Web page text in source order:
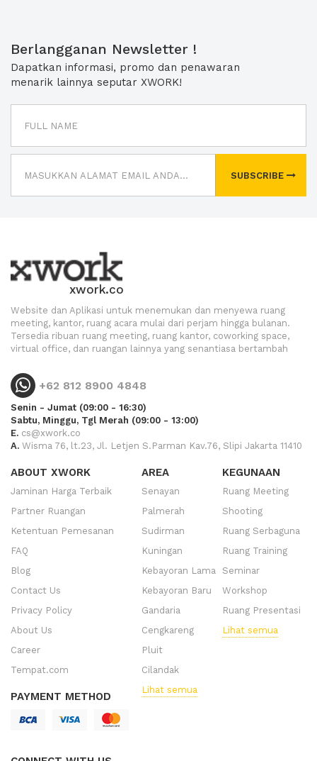
Berlangganan Newsletter !
Dapatkan informasi, promo dan penawaran
menarik lainnya seputar XWORK!
SUBSCRIBE
xwork.co
Website dan Aplikasi untuk menemukan dan menyewa ruang
meeting, kantor, ruang acara mulai dari perjam hingga bulanan.
Tersedia ribuan ruang meeting, ruang kantor, coworking space,
virtual office, dan ruangan lainnya yang senantiasa bertambah
+62 812 8900 4848
Senin - Jumat (09:00 - 16:30)
Sabtu, Minggu, Tgl Merah (09:00 - 13:00)
E. cs@xwork.co
A. Wisma 76, lt.23, Jl. Letjen S.Parman Kav.76, Slipi Jakarta 11410
ABOUT XWORK
Jaminan Harga Terbaik
Partner Ruangan
Ketentuan Pemesanan
FAQ
Blog
Contact Us
Privacy Policy
About Us
Career
Tempat.com
PAYMENT METHOD
AREA
Senayan
Palmerah
Sudirman
Kuningan
Kebayoran Lama
Kebayoran Baru
Gandaria
Cengkareng
Pluit
Cilandak
Lihat semua
KEGUNAAN
Ruang Meeting
Shooting
Ruang Serbaguna
Ruang Training
Seminar
Workshop
Ruang Presentasi
Lihat semua